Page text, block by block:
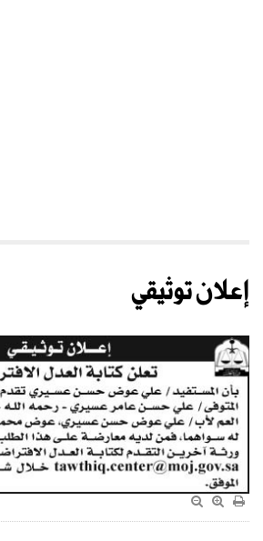
إعلان توثيقي